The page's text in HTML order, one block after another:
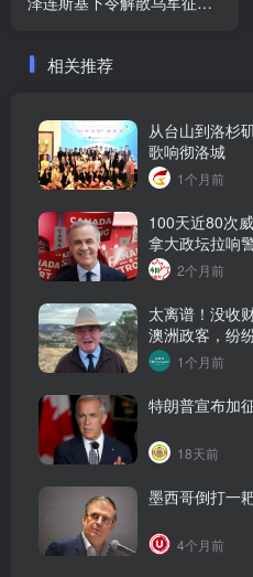
相关推荐
从台山到洛杉
歌响彻洛城
1个月前
100天近80次
拿大政坛拉响
2个月前
太离谱！没收
澳洲政客，纷
1个月前
特朗普宣布加
18天前
墨西哥倒打一
4个月前